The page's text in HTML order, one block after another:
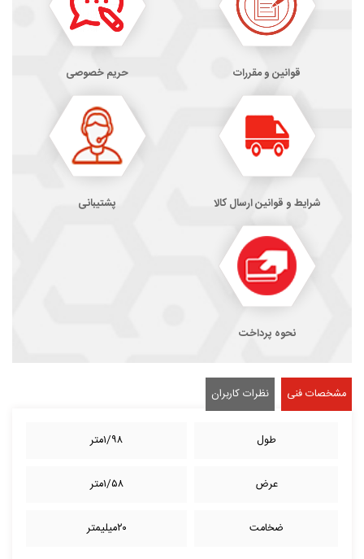
قوانین و مقررات حریم خصوصی
شرایط و قوانین ارسال کالا پشتیبانی
نحوه پرداخت
مشخصات فنی نظرات کاربران
طول ۱/۹۸متر
عرض ۱/۵۸متر
ضخامت ۲۰میلیمتر